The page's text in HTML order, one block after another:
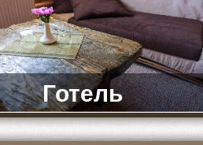
Готель
Комфортні та просторі номери